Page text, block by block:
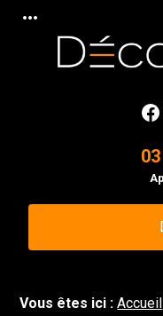
more_horiz
Vous êtes ici :Accueil